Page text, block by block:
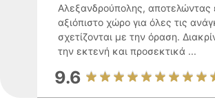
Αλεξανδρούπολης, αποτελώντας
αξιόπιστο χώρο για όλες τις
σχετίζονται με την όραση.
την εκτενή και προσεκτικά ...
9.6